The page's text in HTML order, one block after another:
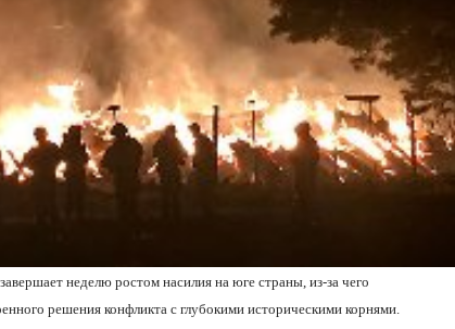
неделю ростом насилия на юге страны, из-за чего
решения конфликта с глубокими историческими корнями.